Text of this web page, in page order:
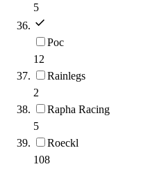
5
Poc
12
Rainlegs
2
Rapha Racing
5
Roeckl
108